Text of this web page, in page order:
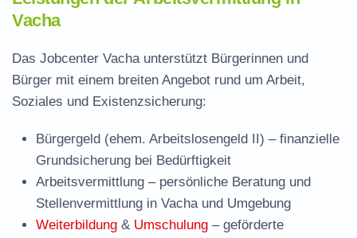
Vacha
Das Jobcenter Vacha unterstützt Bürgerinnen und
Bürger mit einem breiten Angebot rund um Arbeit,
Soziales und Existenzsicherung:
Bürgergeld (ehem. Arbeitslosengeld II) – finanzielle
Grundsicherung bei Bedürftigkeit
Arbeitsvermittlung – persönliche Beratung und
Stellenvermittlung in Vacha und Umgebung
Weiterbildung & Umschulung – geförderte